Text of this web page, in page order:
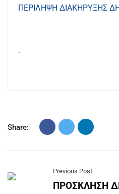
ΠΕΡΙΛΗΨΗ ΔΙΑΚΗΡΥΞΗΣ
.
Share:
Previous Post
ΠΡΟΣΚΛΗΣΗ